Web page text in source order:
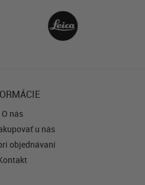
O nás
u nás
objednávaní